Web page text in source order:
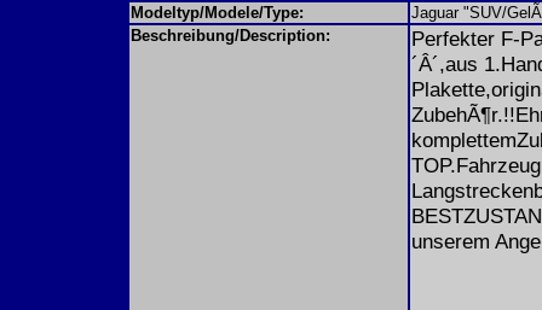
Modeltyp/Modele/Type:
Jaguar "SUV/
Beschreibung/Description:
Perfekter F-
´Â´,aus
unserem